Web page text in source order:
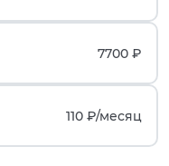
7700 ₽
110 ₽/месяц